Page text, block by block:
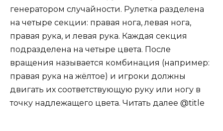
генератором случайности. Рулетка разделена
на четыре секции: правая нога, левая нога,
правая рука, и левая рука. Каждая секция
подразделена на четыре цвета. После
вращения называется комбинация (например:
правая рука на жёлтое) и игроки должны
двигать их соответствующую руку или ногу в
точку надлежащего цвета. Читать далее @title